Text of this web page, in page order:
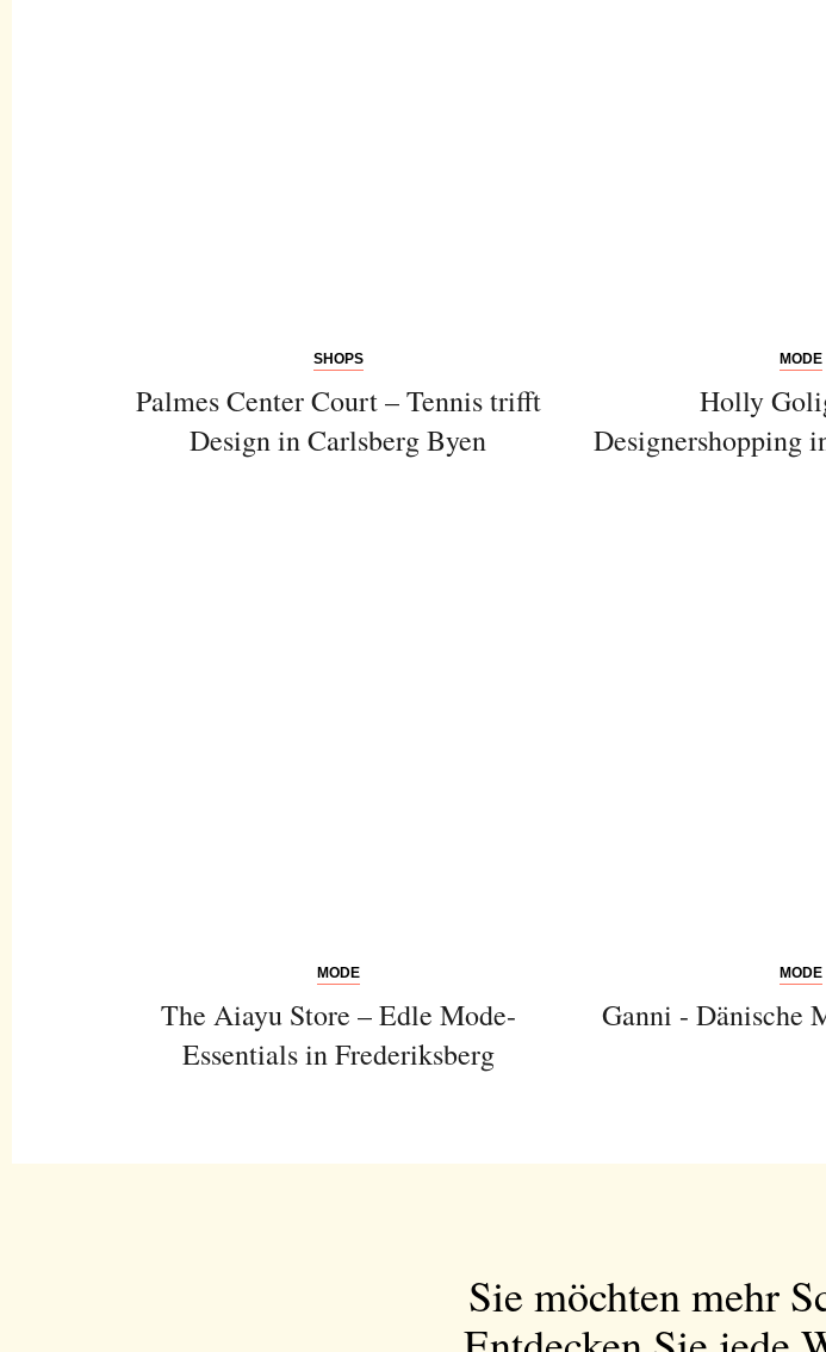
SHOPS
Palmes Center Court – Tennis trifft
Design in Carlsberg Byen
MODE
Holly
Designershopping
MODE
The Aiayu Store – Edle Mode-
Essentials in Frederiksberg
MODE
Ganni - Dänische
Sie möchten mehr